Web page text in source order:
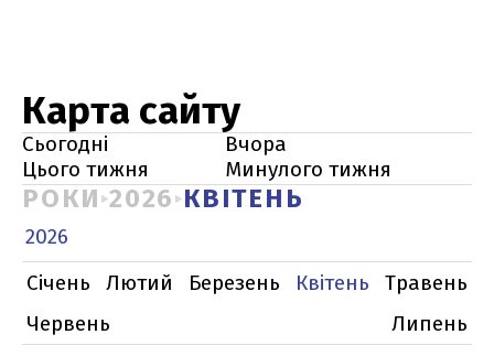
Карта сайту
Сьогодні
Вчора
Цього тижня
Минулого тижня
РОКИ 2026 КВІТЕНЬ
2026
Січень
Лютий Березень Квітень
Травень
Червень
Липень